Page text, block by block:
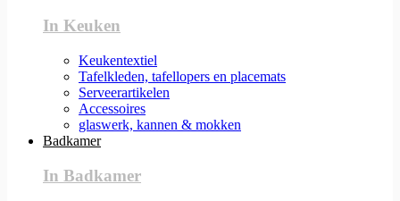
In Keuken
Keukentextiel
Tafelkleden, tafellopers en placemats
Serveerartikelen
Accessoires
glaswerk, kannen & mokken
Badkamer
In Badkamer